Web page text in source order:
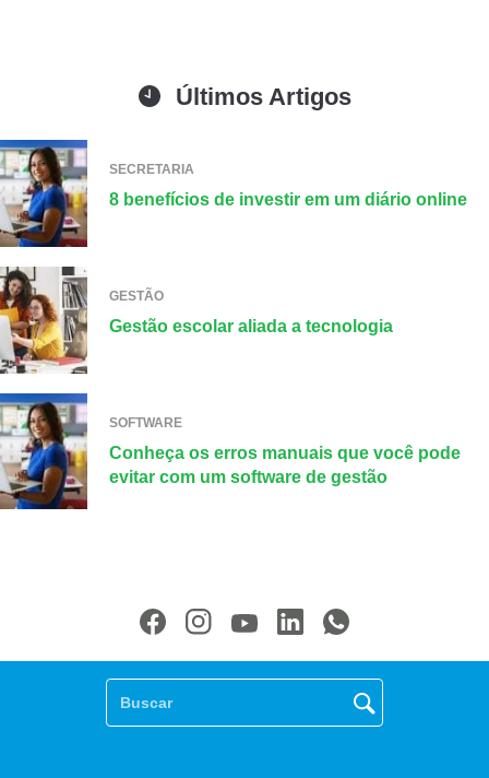
Últimos Artigos
SECRETARIA
8 benefícios de investir em um diário online
GESTÃO
Gestão escolar aliada a tecnologia
SOFTWARE
Conheça os erros manuais que você pode
evitar com um software de gestão